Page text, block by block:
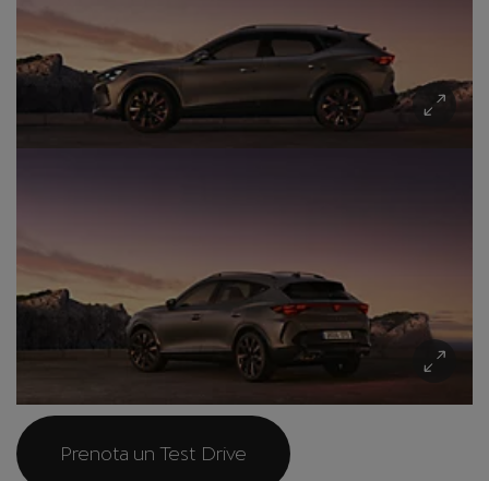
Prenota un Test Drive